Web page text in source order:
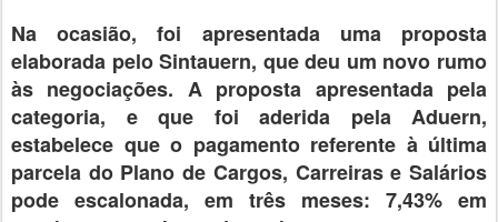
Na ocasião, foi apresentada uma proposta
elaborada pelo Sintauern, que deu um novo rumo
às negociações. A proposta apresentada pela
categoria, e que foi aderida pela Aduern,
estabelece que o pagamento referente à última
parcela do Plano de Cargos, Carreiras e Salários
pode escalonada, em três meses: 7,43% em